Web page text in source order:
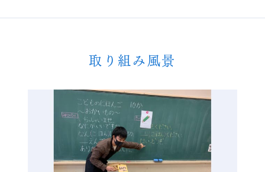
取り組み風景